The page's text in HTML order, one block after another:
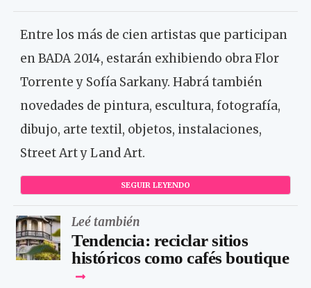
Entre los más de cien artistas que participan
en BADA 2014, estarán exhibiendo obra Flor
Torrente y Sofía Sarkany. Habrá también
novedades de pintura, escultura, fotografía,
dibujo, arte textil, objetos, instalaciones,
Street Art y Land Art.
SEGUIR LEYENDO
Leé también
Tendencia: reciclar sitios
históricos como cafés boutique